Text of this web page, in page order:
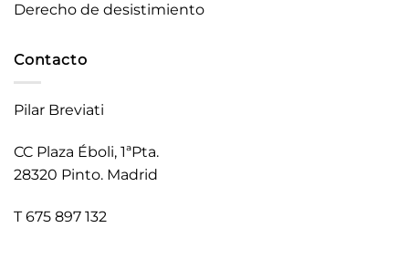
Derecho de desistimiento
Contacto
Pilar Breviati
CC Plaza Éboli, 1ªPta.
28320 Pinto. Madrid
T 675 897 132